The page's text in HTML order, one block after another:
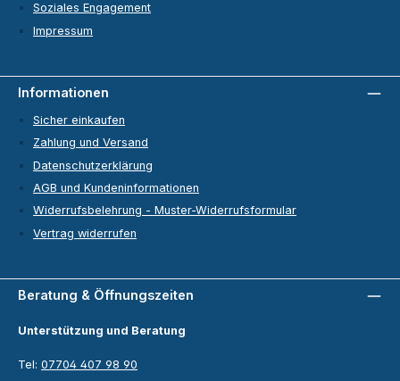
Beratung & Öffnungszeiten
Unterstützung und Beratung
Tel: 07704 407 98 90
Soziales Engagement
Impressum
Informationen
Sicher einkaufen
Zahlung und Versand
Datenschutzerklärung
AGB und Kundeninformationen
Widerrufsbelehrung - Muster-Widerrufsformular
Vertrag widerrufen